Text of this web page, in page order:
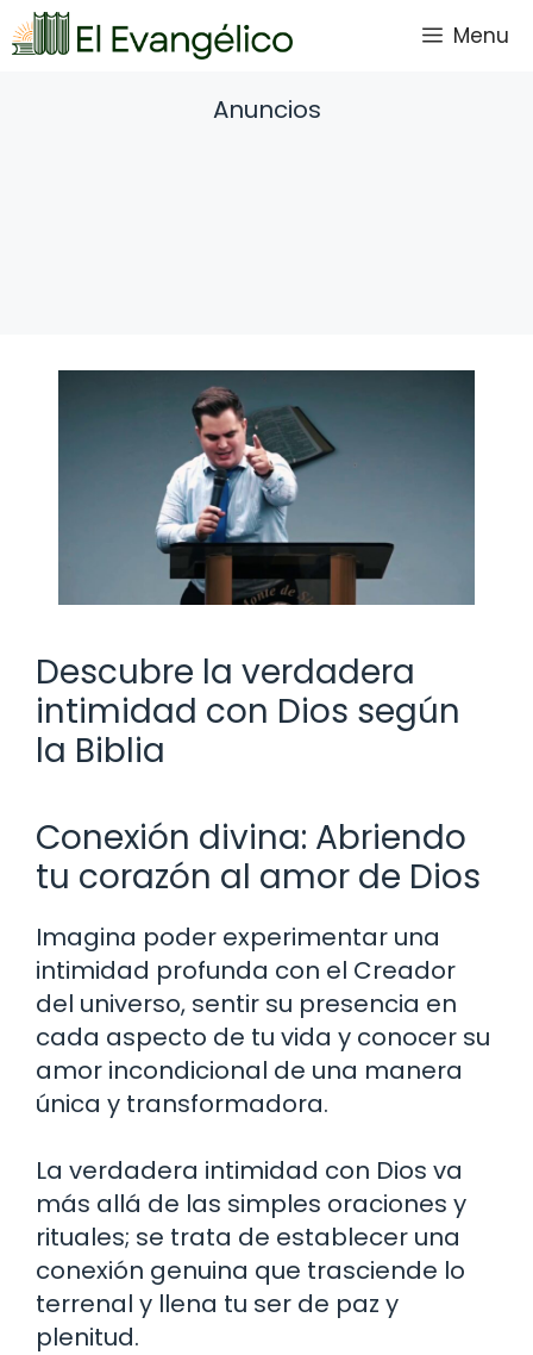
Saltar
al
Menu
Anuncios
Descubre la verdadera
intimidad con Dios según
la Biblia
Conexión divina: Abriendo
tu corazón al amor de Dios
Imagina poder experimentar una
intimidad profunda con el Creador
del universo, sentir su presencia en
cada aspecto de tu vida y conocer su
amor incondicional de una manera
única y transformadora.
La verdadera intimidad con Dios va
más allá de las simples oraciones y
rituales; se trata de establecer una
conexión genuina que trasciende lo
terrenal y llena tu ser de paz y
plenitud.